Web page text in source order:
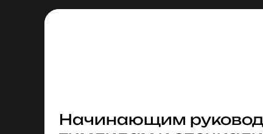
Начинающим